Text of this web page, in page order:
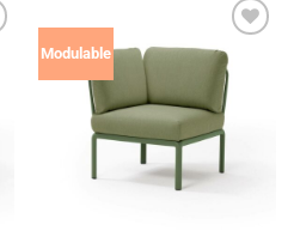
Modulable
Añadir
lista
deseos